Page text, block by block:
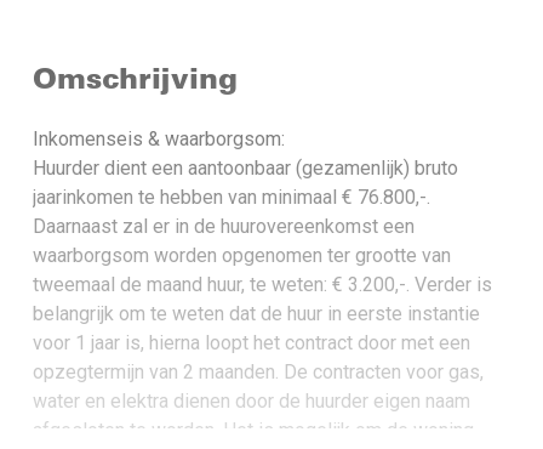
Omschrijving
Inkomenseis & waarborgsom:
Huurder dient een aantoonbaar (gezamenlijk) bruto
jaarinkomen te hebben van minimaal € 76.800,-.
Daarnaast zal er in de huurovereenkomst een
waarborgsom worden opgenomen ter grootte van
tweemaal de maand huur, te weten: € 3.200,-. Verder is
belangrijk om te weten dat de huur in eerste instantie
voor 1 jaar is, hierna loopt het contract door met een
opzegtermijn van 2 maanden. De contracten voor gas,
water en elektra dienen door de huurder eigen naam
afgesloten te worden. Het is mogelijk om de woning